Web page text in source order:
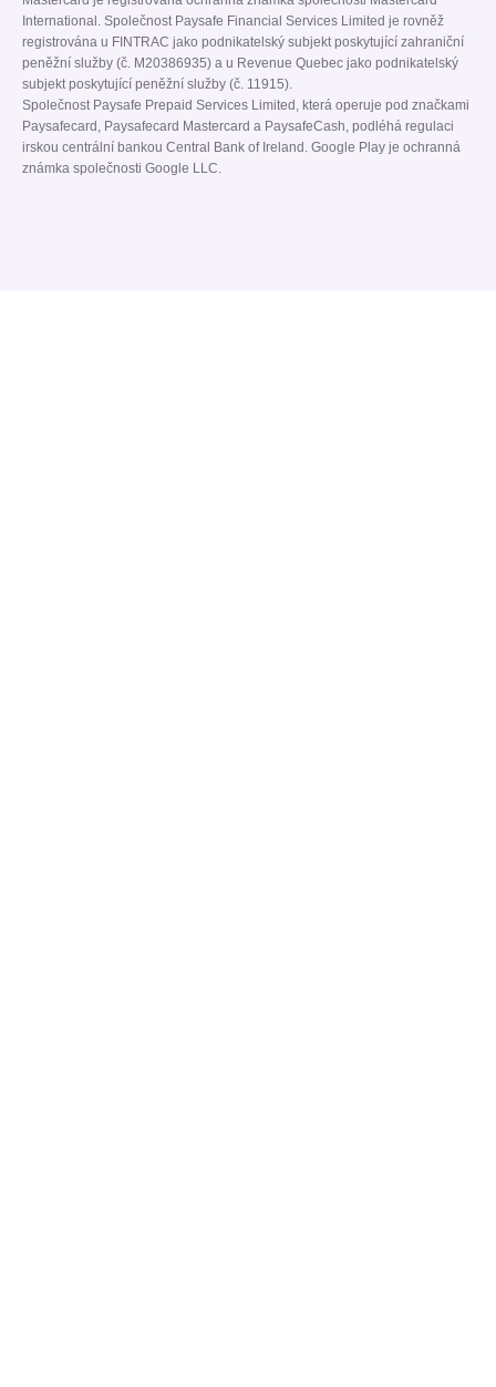
International. Společnost Paysafe Financial Services Limited je rovněž
registrována u FINTRAC jako podnikatelský subjekt poskytující zahraniční
peněžní služby (č. M20386935) a u Revenue Quebec jako podnikatelský
subjekt poskytující peněžní služby (č. 11915).
Společnost Paysafe Prepaid Services Limited, která operuje pod značkami
Paysafecard, Paysafecard Mastercard a PaysafeCash, podléhá regulaci
irskou centrální bankou Central Bank of Ireland. Google Play je ochranná
známka společnosti Google LLC.